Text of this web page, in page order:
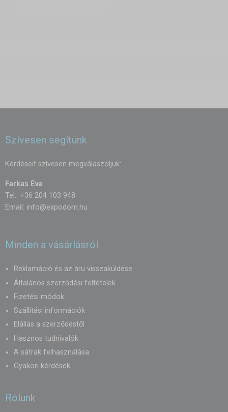
Szívesen segítünk
Kérdéseit szívesen megválaszoljuk:
Farkas Éva
Tel.: +36 204 103 948
Email: info@expodom.hu
Minden a vásárlásról
Reklamáció és az áru visszaküldése
Általános szerződési feltételek
Fizetési módok
Szállítási információk
Elállás a szerződéstől
Hasznos tudnivalók
A sátrak felhasználása
Gyakori kérdések
Rólunk